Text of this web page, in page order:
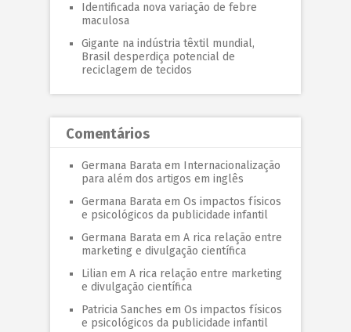
Identificada nova variação de febre
maculosa
Gigante na indústria têxtil mundial,
Brasil desperdiça potencial de
reciclagem de tecidos
Comentários
Germana Barata em Internacionalização
para além dos artigos em inglês
Germana Barata em Os impactos físicos
e psicológicos da publicidade infantil
Germana Barata em A rica relação entre
marketing e divulgação científica
Lilian em A rica relação entre marketing
e divulgação científica
Patricia Sanches em Os impactos físicos
e psicológicos da publicidade infantil